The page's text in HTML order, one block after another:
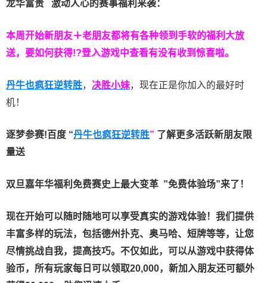
龙华富贵 激动人心的赛事福利来袭：
本周开始新朋友＋老朋友都将有各种领到手软的福利大放
送，要如何获得!?登入游戏中查看有没有收到惊喜啦。
丹牛也疯狂逆转胜， 决胜小妹，现在正是你加入的最好时
机！
逐梦参赛!百度 “丹牛也疯狂逆转胜” 了解更多活跃新朋友限
量送
双旦嘉年华福利 免费赛史上最大变革 ”免费体验场”来了！
现在开始可以随时随地可以享受真实的游戏体验！我们提供
丰富多样的玩法，包括德州扑克、奥马哈、短牌等等，让您
尽情挑战自我，提高技巧。不仅如此， 可以从游戏中获得体
验币，所有玩家每日可以领取20,000，新加入朋友还可额外